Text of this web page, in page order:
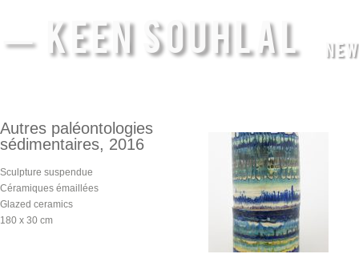
— KEEN SOUHLAL
Autres paléontologies
sédimentaires, 2016
Sculpture suspendue
Céramiques émaillées
Glazed ceramics
180 x 30 cm